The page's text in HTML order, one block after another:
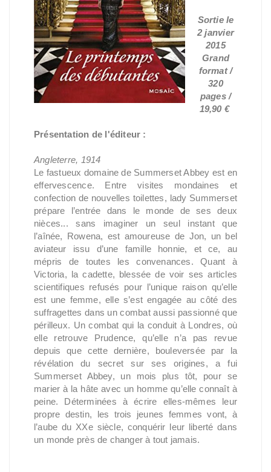
Sortie le
2 janvier
2015
Grand
format /
320
pages /
19,90 €
Présentation de l'éditeur :
Angleterre, 1914
Le fastueux domaine de Summerset Abbey est en
effervescence. Entre visites mondaines et
confection de nouvelles toilettes, lady Summerset
prépare l’entrée dans le monde de ses deux
nièces... sans imaginer un seul instant que
l’aînée, Rowena, est amoureuse de Jon, un bel
aviateur issu d’une famille honnie, et ce, au
mépris de toutes les convenances. Quant à
Victoria, la cadette, blessée de voir ses articles
scientifiques refusés pour l’unique raison qu’elle
est une femme, elle s’est engagée au côté des
suffragettes dans un combat aussi passionné que
périlleux. Un combat qui la conduit à Londres, où
elle retrouve Prudence, qu’elle n’a pas revue
depuis que cette dernière, bouleversée par la
révélation du secret sur ses origines, a fui
Summerset Abbey, un mois plus tôt, pour se
marier à la hâte avec un homme qu’elle connaît à
peine. Déterminées à écrire elles-mêmes leur
propre destin, les trois jeunes femmes vont, à
l’aube du XXe siècle, conquérir leur liberté dans
un monde près de changer à tout jamais.